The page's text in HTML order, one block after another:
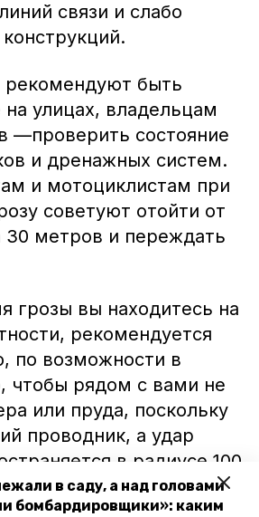
в саду, а над головами
бомбардировщики»: каким
связи и слабо
быть
улицах, владельцам
—проверить состояние
и дренажных систем.
и мотоциклистам при
советуют отойти от
30 метров и переждать
грозы вы находитесь на
рекомендуется
по возможности в
чтобы рядом с вами не
или пруда, поскольку
проводник, а удар
в радиусе 100
— предупредили в